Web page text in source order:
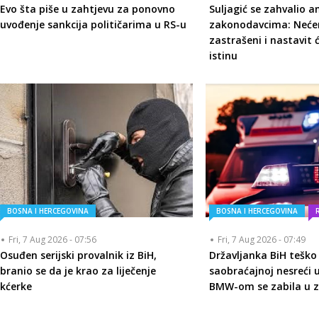
Evo šta piše u zahtjevu za ponovno
uvođenje sankcija političarima u RS-u
Suljagić se zahvalio
zakonodavcima:
zastrašeni i nastavit
istinu
BOSNA I HERCEGOVINA
Fri, 7 Aug 2026 - 07:56
Osuđen serijski provalnik iz BiH,
branio se da je krao za liječenje
kćerke
BOSNA I HERCEGOVINA
Fri, 7 Aug 2026 - 07:49
Državljanka BiH
saobraćajnoj nesreći
BMW-om se zabila u